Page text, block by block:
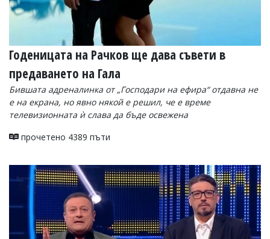
Годеницата на Рачков ще дава съвети в
предаването на Гала
Бившата адреналинка от „Господари на ефира“ отдавна не
е на екрана, но явно някой е решил, че е време
телевизионната ѝ слава да бъде освежена
прочетено 4389 пъти